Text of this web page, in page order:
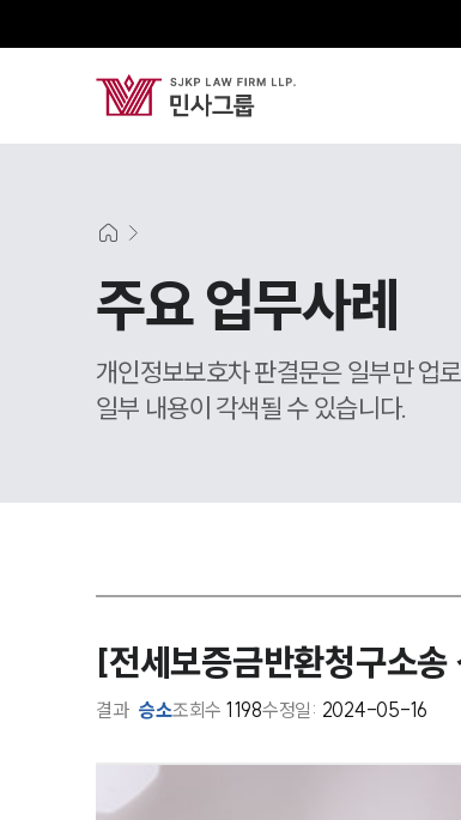
주요 업무사례
개인정보보호차 판결문은 일부만 업
일부 내용이 각색될 수 있습니다.
[전세보증금반환청구소
결과 승소조회수 1198수정일: 2024-05-16